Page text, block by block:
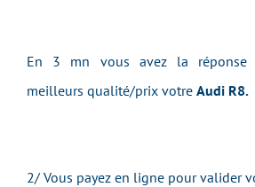
En 3 mn vous avez la réponse
meilleurs qualité/prix votre Audi R8.
2/ Vous payez en ligne pour valider